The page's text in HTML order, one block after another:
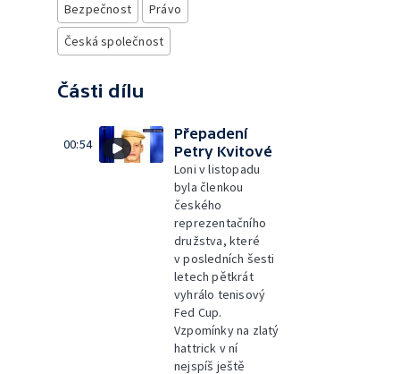
Bezpečnost
Právo
Česká společnost
Části dílu
00:54
Přepadení
Petry Kvitové
Loni v listopadu
byla členkou
českého
reprezentačního
družstva, které
v posledních šesti
letech pětkrát
vyhrálo tenisový
Fed Cup.
Vzpomínky na zlatý
hattrick v ní
nejspíš ještě